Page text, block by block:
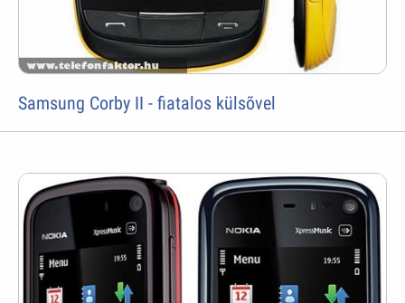
Samsung Corby II - fiatalos külsõvel